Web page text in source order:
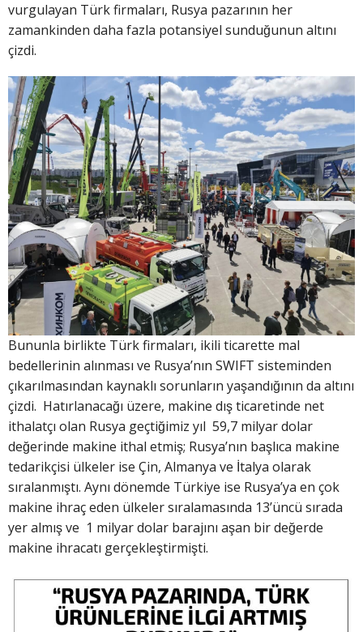
vurgulayan Türk firmaları, Rusya pazarının her
zamankinden daha fazla potansiyel sunduğunun altını
çizdi.
Bununla birlikte Türk firmaları, ikili ticarette mal
bedellerinin alınması ve Rusya’nın SWIFT sisteminden
çıkarılmasından kaynaklı sorunların yaşandığının da altını
çizdi. Hatırlanacağı üzere, makine dış ticaretinde net
ithalatçı olan Rusya geçtiğimiz yıl 59,7 milyar dolar
değerinde makine ithal etmiş; Rusya’nın başlıca makine
tedarikçisi ülkeler ise Çin, Almanya ve İtalya olarak
sıralanmıştı. Aynı dönemde Türkiye ise Rusya’ya en çok
makine ihraç eden ülkeler sıralamasında 13’üncü sırada
yer almış ve 1 milyar dolar barajını aşan bir değerde
makine ihracatı gerçekleştirmişti.